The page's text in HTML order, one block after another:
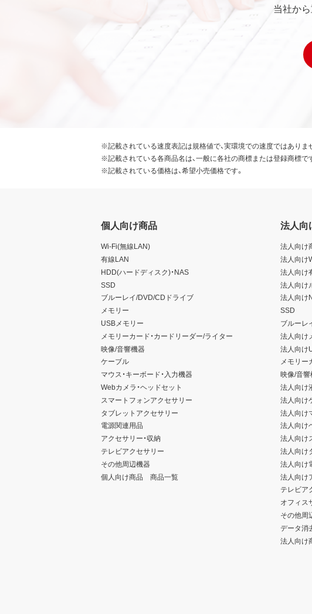
当社か
※記載されている速度表記は規格値で、実環境での速度ではありま
※記載されている各商品名は、一般に各社の商標または登録商標で
※記載されている価格は、希望小売価格です。
個人向け商品
Wi-Fi(無線LAN)
有線LAN
HDD(ハードディスク)・NAS
SSD
ブルーレイ/DVD/CDドライブ
メモリー
USBメモリー
メモリーカード・カードリーダー/ライター
映像/音響機器
ケーブル
マウス・キーボード・入力機器
Webカメラ・ヘッドセット
スマートフォンアクセサリー
タブレットアクセサリー
電源関連用品
アクセサリー・収納
テレビアクセサリー
その他周辺機器
個人向け商品 商品一覧
法人向
法人向け
法人向け
法人向け
法人向け
法人向け
SSD
ブルーレ
法人向け
法人向け
メモリー
映像/音
法人向け
法人向け
法人向け
法人向け
法人向け
法人向け
法人向け
法人向け
テレビア
オフィス
その他周
データ消
法人向